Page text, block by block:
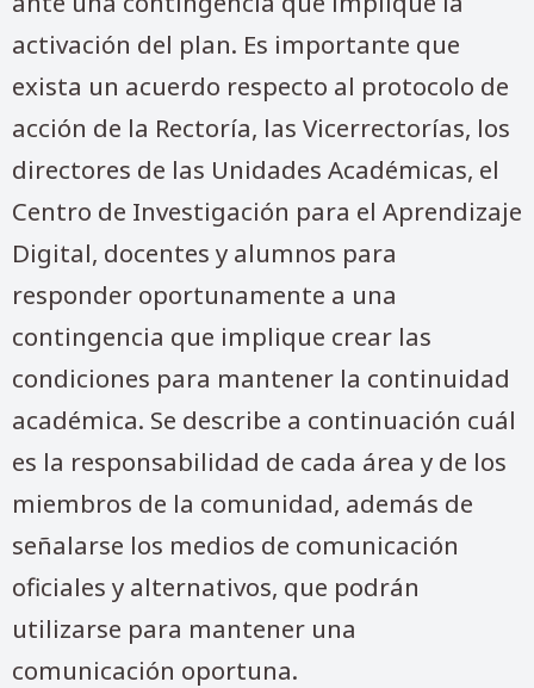
activación del plan. Es importante que
exista un acuerdo respecto al protocolo de
acción de la Rectoría, las Vicerrectorías, los
directores de las Unidades Académicas, el
Centro de Investigación para el Aprendizaje
Digital, docentes y alumnos para
responder oportunamente a una
contingencia que implique crear las
condiciones para mantener la continuidad
académica. Se describe a continuación cuál
es la responsabilidad de cada área y de los
miembros de la comunidad, además de
señalarse los medios de comunicación
oficiales y alternativos, que podrán
utilizarse para mantener una
comunicación oportuna.